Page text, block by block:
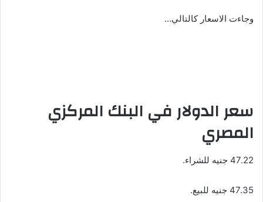
وجاءت الاسعار كالتالي…
سعر الدولار في البنك المركزي
المصري
47.22 جنيه للشراء.
47.35 جنيه للبيع.